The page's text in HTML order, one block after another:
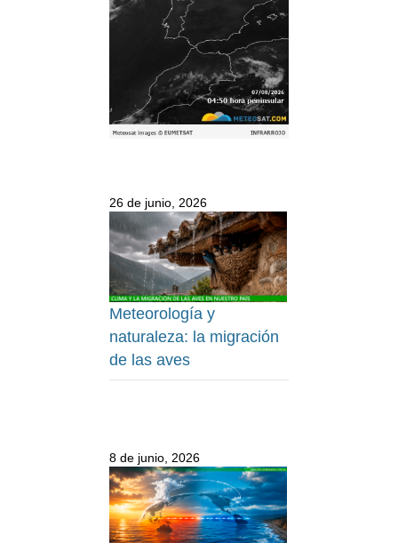
26 de junio, 2026
Meteorología y
naturaleza: la migración
de las aves
8 de junio, 2026